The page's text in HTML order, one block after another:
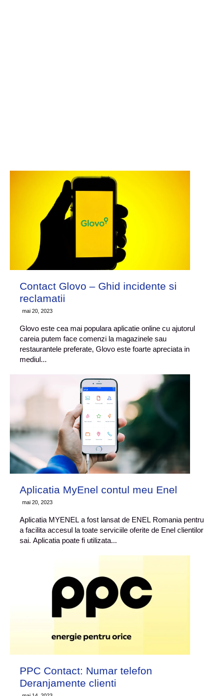
Contact Glovo – Ghid incidente si
reclamatii
mai 20, 2023
Glovo este cea mai populara aplicatie online cu ajutorul
careia putem face comenzi la magazinele sau
restaurantele preferate, Glovo este foarte apreciata in
mediul...
Aplicatia MyEnel contul meu Enel
mai 20, 2023
Aplicatia MYENEL a fost lansat de ENEL Romania pentru
a facilita accesul la toate serviciile oferite de Enel clientilor
sai. Aplicatia poate fi utilizata...
PPC Contact: Numar telefon
Deranjamente clienti